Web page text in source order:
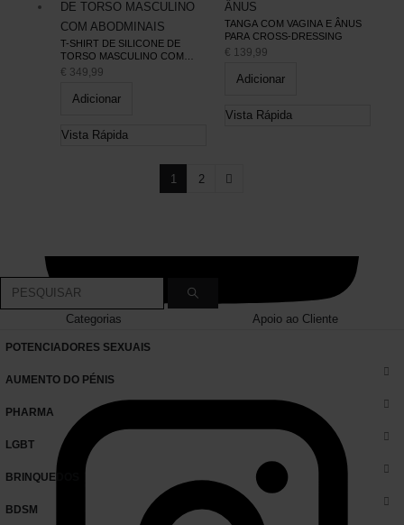
T-SHIRT DE SILICONE DE
TORSO MASCULINO COM
ABODMINAIS
€ 349,99
Adicionar
Vista Rápida
TANGA COM VAGINA E ÂNUS
PARA CROSS-DRESSING
€ 139,99
Adicionar
Vista Rápida
1 2
Categorias Apoio ao Cliente
POTENCIADORES SEXUAIS
AUMENTO DO PÉNIS
PHARMA
LGBT
BRINQUEDOS
BDSM